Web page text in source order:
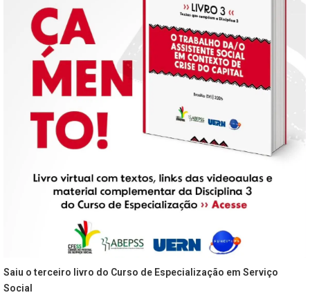
Saiu o terceiro livro do Curso de Especialização em Serviço
Social